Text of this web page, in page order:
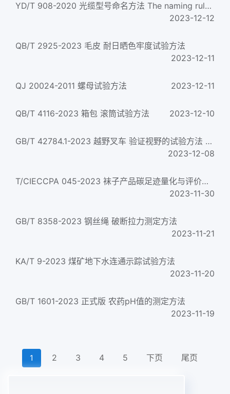
YD/T 908-2020 光缆型号命名方法 The naming rules for type of optical fibre cables
2023-12-12
QB/T 2925-2023 毛皮 耐日晒色牢度试验方法
2023-12-11
QJ 20024-2011 螺母试验方法 2023-12-11
QB/T 4116-2023 箱包 滚筒试验方法 2023-12-10
GB/T 42784.1-2023 越野叉车 验证视野的试验方法 第1部分：伸缩臂式叉车
2023-12-08
T/CIECCPA 045-2023 袜子产品碳足迹量化与评价方法
2023-11-30
GB/T 8358-2023 钢丝绳 破断拉力测定方法
2023-11-21
KA/T 9-2023 煤矿地下水连通示踪试验方法
2023-11-20
GB/T 1601-2023 正式版 农药pH值的测定方法
2023-11-19
1 2 3 4 5 下页 尾页